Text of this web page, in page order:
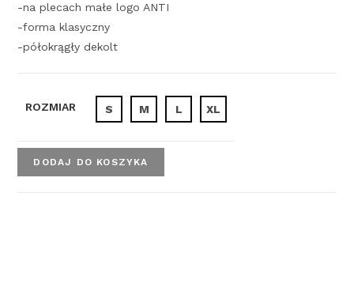
-na plecach małe logo ANTI
-forma klasyczny
-półokrągły dekolt
ROZMIAR S M L XL
DODAJ DO KOSZYKA